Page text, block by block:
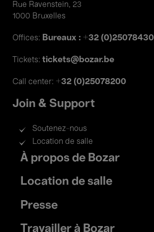
Rue Ravenstein, 23
1000 Bruxelles
Offices: Bureaux : +32 (0)25078430
Tickets: tickets@bozar.be
Call center: +32 (0)25078200
Join & Support
Soutenez-nous
Location de salle
Footer
menu
À propos de Bozar
Location de salle
Presse
Travailler à Bozar